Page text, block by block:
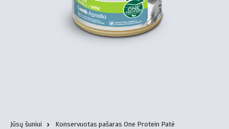
Jūsų šuniui Konservuotas pašaras One Protein Paté